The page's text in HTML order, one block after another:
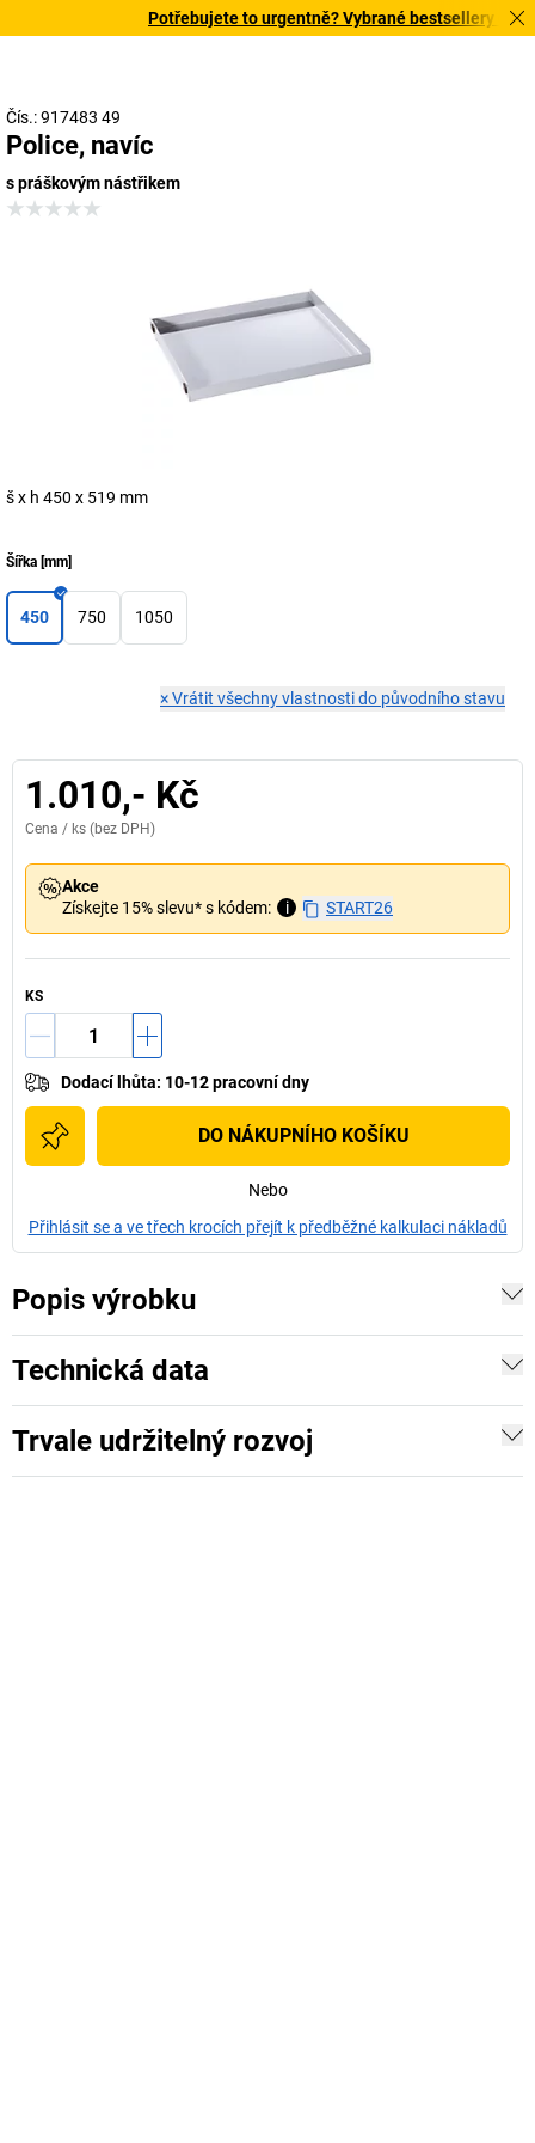
Potřebujete to urgentně? Vybrané bestsellery
Čís.: 917483 49
Police, navíc
s práškovým nástřikem
š x h 450 x 519 mm
Šířka [mm]
450 750 1050
×Vrátit všechny vlastnosti do původního stavu
1.010,- Kč
Cena / ks (bez DPH)
Akce
Získejte 15% slevu* s kódem:
i START26
KS
Dodací lhůta: 10-12 pracovní dny
DO NÁKUPNÍHO KOŠÍKU
Nebo
Přihlásit se a ve třech krocích přejít k předběžné kalkulaci nákladů
Popis výrobku
Technická data
Trvale udržitelný rozvoj